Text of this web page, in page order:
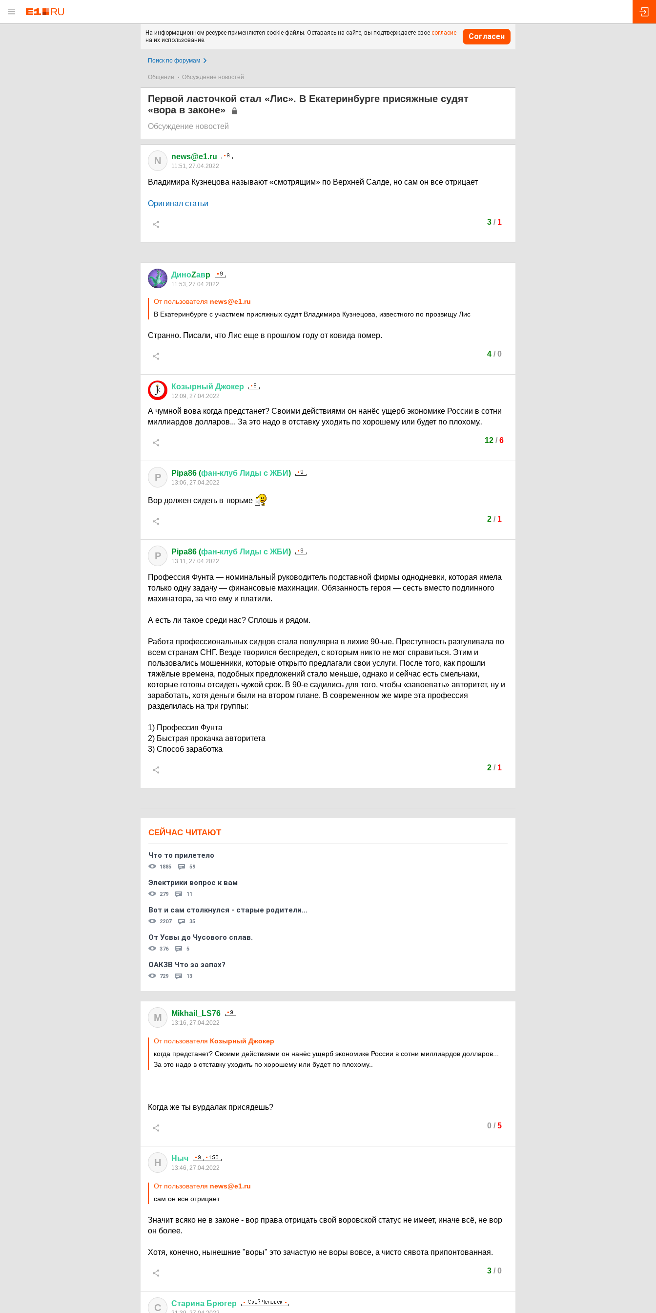
На информационном ресурсе применяются cookie-файлы. Оставаясь на сайте, вы подтверждаете свое согласие
на их использование.
Согласен
Поиск по форумам
Общение Обсуждение новостей
Первой ласточкой стал «Лис». В Екатеринбурге присяжные судят
«вора в законе»
Обсуждение новостей
N news@e1.ru
11:51, 27.04.2022
Владимира Кузнецова называют «смотрящим» по Верхней Салде, но сам он все отрицает
Оригинал статьи
3/ 1
ДиноZавp
11:53, 27.04.2022
От пользователя news@e1.ru
В Екатеринбурге с участием присяжных судят Владимира Кузнецова, известного по прозвищу Лис
Странно. Писали, что Лис еще в прошлом году от ковида помер.
4/ 0
Козырный Джокер
12:09, 27.04.2022
А чумной вова когда предстанет? Своими действиями он нанёс ущерб экономике России в сотни
миллиардов долларов... За это надо в отставку уходить по хорошему или будет по плохому..
12 / 6
P Pipa86 (фан-клуб Лиды с ЖБИ)
13:06, 27.04.2022
Вор должен сидеть в тюрьме
2/ 1
P Pipa86 (фан-клуб Лиды с ЖБИ)
13:11, 27.04.2022
Профессия Фунта — номинальный руководитель подставной фирмы однодневки, которая имела
только одну задачу — финансовые махинации. Обязанность героя — сесть вместо подлинного
махинатора, за что ему и платили.
А есть ли такое среди нас? Сплошь и рядом.
Работа профессиональных сидцов стала популярна в лихие 90-ые. Преступность разгуливала по
всем странам СНГ. Везде творился беспредел, с которым никто не мог справиться. Этим и
пользовались мошенники, которые открыто предлагали свои услуги. После того, как прошли
тяжёлые времена, подобных предложений стало меньше, однако и сейчас есть смельчаки,
которые готовы отсидеть чужой срок. В 90-е садились для того, чтобы «завоевать» авторитет, ну и
заработать, хотя деньги были на втором плане. В современном же мире эта профессия
разделилась на три группы:
1) Профессия Фунта
2) Быстрая прокачка авторитета
3) Способ заработка
2/ 1
СЕЙЧАС ЧИТАЮТ
Что то прилетело
1885 59
Электрики вопрос к вам
279 11
Вот и сам столкнулся - старые родители...
2207 35
От Усвы до Чусового сплав.
376 5
ОАКЗВ Что за запах?
729 13
M Mikhail_LS76
13:16, 27.04.2022
От пользователя Козырный Джокер
когда предстанет? Своими действиями он нанёс ущерб экономике России в сотни миллиардов долларов...
За это надо в отставку уходить по хорошему или будет по плохому..
Когда же ты вурдалак присядешь?
0 / 5
Н Ныч
13:46, 27.04.2022
От пользователя news@e1.ru
сам он все отрицает
Значит всяко не в законе - вор права отрицать свой воровской статус не имеет, иначе всё, не вор
он более.
Хотя, конечно, нынешние "воры" это зачастую не воры вовсе, а чисто сявота припонтованная.
3/ 0
С Старина Брюгер